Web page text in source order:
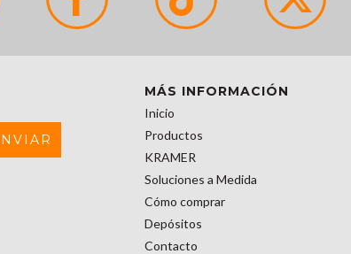
MÁS INFORMACIÓN
Inicio
Productos
KRAMER
Soluciones a Medida
Cómo comprar
Depósitos
Contacto